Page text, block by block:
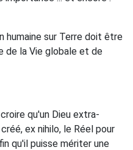
humaine sur Terre doit être
de la Vie globale et de
qu'un Dieu extra-
ex nihilo, le Réel pour
qu'il puisse mériter une